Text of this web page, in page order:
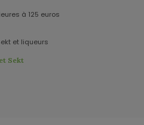
à 125 euros
et liqueurs
Sekt